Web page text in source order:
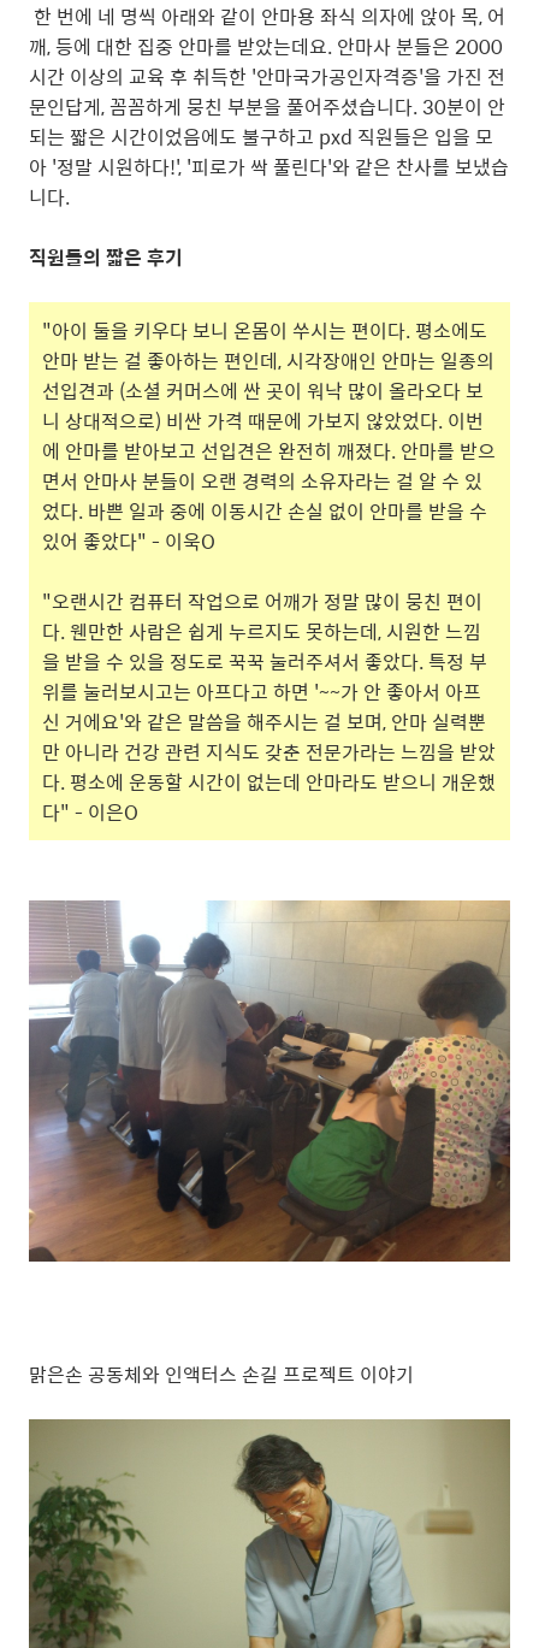
한 번에 네 명씩 아래와 같이 안마용 좌식 의자에 앉아 목, 어
깨, 등에 대한 집중 안마를 받았는데요. 안마사 분들은 2000
시간 이상의 교육 후 취득한 '안마국가공인자격증'을 가진 전
문인답게, 꼼꼼하게 뭉친 부분을 풀어주셨습니다. 30분이 안
되는 짧은 시간이었음에도 불구하고 pxd 직원들은 입을 모
아 '정말 시원하다!', '피로가 싹 풀린다'와 같은 찬사를 보냈습
니다.
직원들의 짧은 후기
"아이 둘을 키우다 보니 온몸이 쑤시는 편이다. 평소에도
안마 받는 걸 좋아하는 편인데, 시각장애인 안마는 일종의
선입견과 (소셜 커머스에 싼 곳이 워낙 많이 올라오다 보
니 상대적으로) 비싼 가격 때문에 가보지 않았었다. 이번
에 안마를 받아보고 선입견은 완전히 깨졌다. 안마를 받으
면서 안마사 분들이 오랜 경력의 소유자라는 걸 알 수 있
었다. 바쁜 일과 중에 이동시간 손실 없이 안마를 받을 수
있어 좋았다" - 이욱O
"오랜시간 컴퓨터 작업으로 어깨가 정말 많이 뭉친 편이
다. 웬만한 사람은 쉽게 누르지도 못하는데, 시원한 느낌
을 받을 수 있을 정도로 꾹꾹 눌러주셔서 좋았다. 특정 부
위를 눌러보시고는 아프다고 하면 '~~가 안 좋아서 아프
신 거에요'와 같은 말씀을 해주시는 걸 보며, 안마 실력뿐
만 아니라 건강 관련 지식도 갖춘 전문가라는 느낌을 받았
다. 평소에 운동할 시간이 없는데 안마라도 받으니 개운했
다" - 이은O
맑은손 공동체와 인액터스 손길 프로젝트 이야기